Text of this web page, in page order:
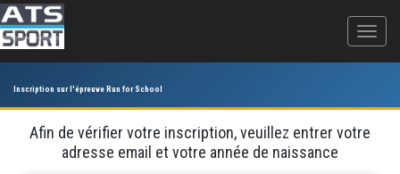
Inscription sur l'épreuve Run for School
Afin de vérifier votre inscription, veuillez entrer votre
adresse email et votre année de naissance